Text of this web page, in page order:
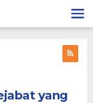
yang